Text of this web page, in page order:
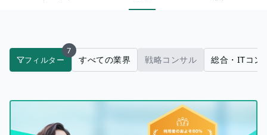
フィルター
7
すべての業界 戦略コンサル 総合・ITコン